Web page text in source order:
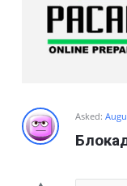
Asked: